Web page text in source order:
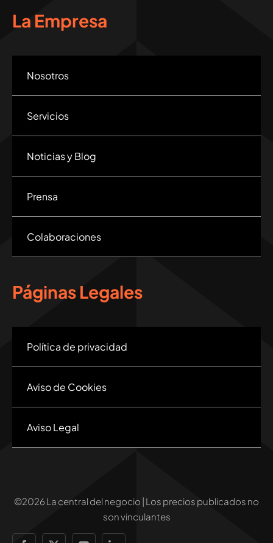
La Empresa
Nosotros
Servicios
Noticias y Blog
Prensa
Colaboraciones
Páginas Legales
Política de privacidad
Aviso de Cookies
Aviso Legal
©2026 La central del negocio | Los precios publicados no
son vinculantes